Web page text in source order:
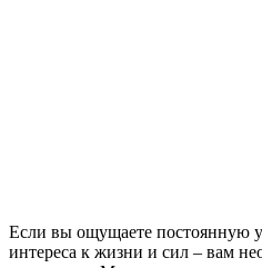
Если вы ощущаете постоянную
интереса к жизни и сил – вам